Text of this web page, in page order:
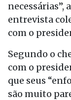
entrevista
com o
Segundo o
com o
que seus
são muito